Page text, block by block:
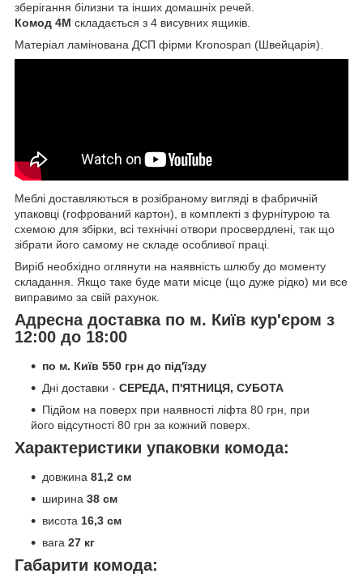
зберігання білизни та інших домашніх речей.
Комод 4М складається з 4 висувних ящиків.
Матеріал ламінована ДСП фірми Kronospan (Швейцарія).
Меблі доставляються в розібраному вигляді в фабричній
упаковці (гофрований картон), в комплекті з фурнітурою та
схемою для збірки, всі технічні отвори просвердлені, так що
зібрати його самому не складе особливої праці.
Виріб необхідно оглянути на наявність шлюбу до моменту
складання. Якщо таке буде мати місце (що дуже рідко) ми все
виправимо за свій рахунок.
Адресна доставка по м. Київ кур'єром з
12:00 до 18:00
по м. Київ 550 грн до під'їзду
Дні доставки - СЕРЕДА, П'ЯТНИЦЯ, СУБОТА
Підйом на поверх при наявності ліфта 80 грн, при
його відсутності 80 грн за кожний поверх.
Характеристики упаковки комода:
довжина 81,2 см
ширина 38 см
висота 16,3 см
вага 27 кг
Габарити комода: